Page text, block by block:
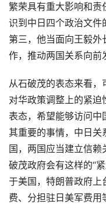
繁荣具有重大影响和责
识到中日四个政治文件
第三，他当面向王毅外
作，推动两国关系向前
从石破茂的表态来看
对华政策调整上的紧
表态，希望能够访问中
其重要的事情，中日关
国，两国应当建立信赖
破茂政府会有这样的“
于美国，特朗普政府上
费、分担驻日美军费